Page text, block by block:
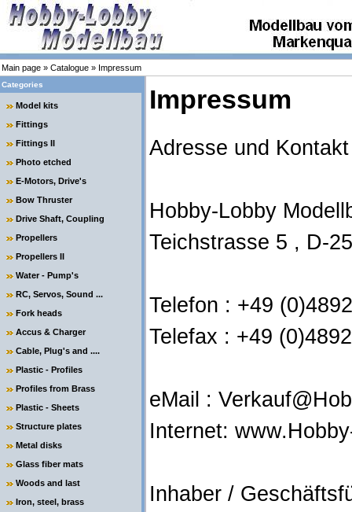
Main page » Catalogue » Impressum
Categories
Model kits
Fittings
Fittings II
Photo etched
E-Motors, Drive's
Bow Thruster
Drive Shaft, Coupling
Propellers
Propellers II
Water - Pump's
RC, Servos, Sound ...
Fork heads
Accus & Charger
Cable, Plug's and ....
Plastic - Profiles
Profiles from Brass
Plastic - Sheets
Structure plates
Metal disks
Glass fiber mats
Woods and last
Iron, steel, brass
Impressum
Adresse und
Hobby-Lobby
Teichstrasse 5 , D-
Telefon : +49
Telefax : +49
eMail :
Internet:
Inhaber /